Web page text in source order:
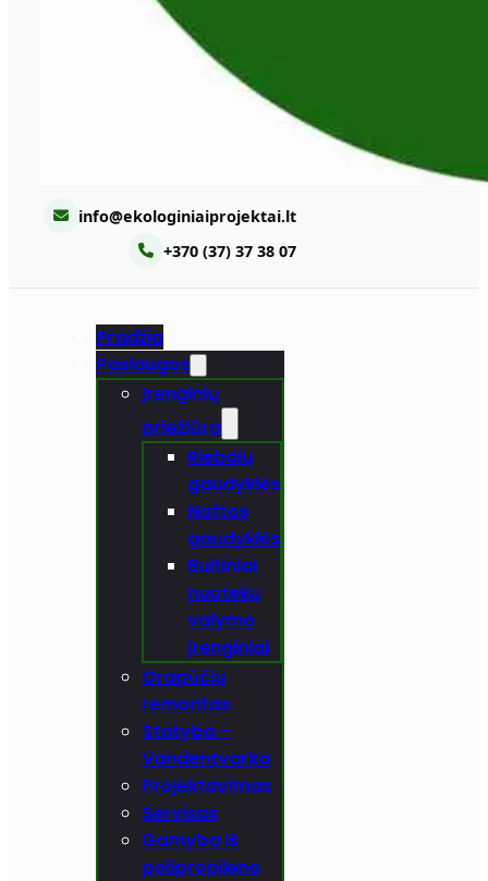
info@ekologiniaiprojektai.lt
+370 (37) 37 38 07
Pradžia
Paslaugos
Įrenginių
priežiūra
Riebalų
gaudyklės
Naftos
gaudyklės
Buitiniai
nuotekų
valymo
įrenginiai
Orapūčių
remontas
Statyba –
Vandentvarka
Projektavimas
Servisas
Gamyba iš
polipropileno